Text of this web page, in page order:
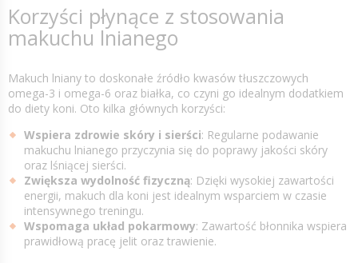
Korzyści płynące z stosowania
makuchu lnianego
Makuch lniany to doskonałe źródło kwasów tłuszczowych
omega-3 i omega-6 oraz białka, co czyni go idealnym dodatkiem
do diety koni. Oto kilka głównych korzyści:
Wspiera zdrowie skóry i sierści: Regularne podawanie
makuchu lnianego przyczynia się do poprawy jakości skóry
oraz lśniącej sierści.
Zwiększa wydolność fizyczną: Dzięki wysokiej zawartości
energii, makuch dla koni jest idealnym wsparciem w czasie
intensywnego treningu.
Wspomaga układ pokarmowy: Zawartość błonnika wspiera
prawidłową pracę jelit oraz trawienie.